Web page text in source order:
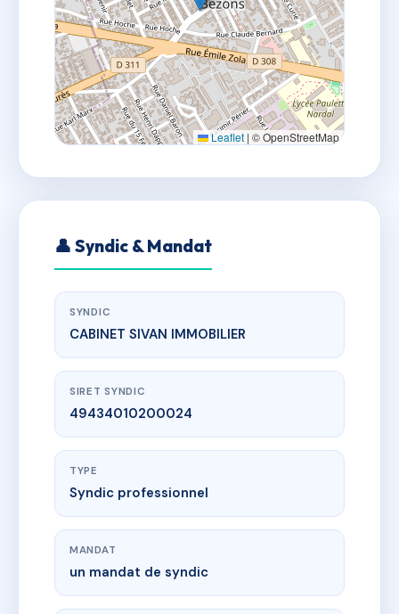
Leaflet | © OpenStreetMap
👤 Syndic & Mandat
SYNDIC
CABINET SIVAN IMMOBILIER
SIRET SYNDIC
49434010200024
TYPE
Syndic professionnel
MANDAT
un mandat de syndic